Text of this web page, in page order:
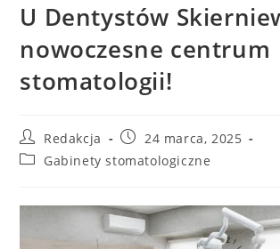
U Dentystów
nowoczesne centrum
stomatologii!
Post
author:
Redakcja
Post
published:
24 marca, 2025
PostGabinety stomatologiczne